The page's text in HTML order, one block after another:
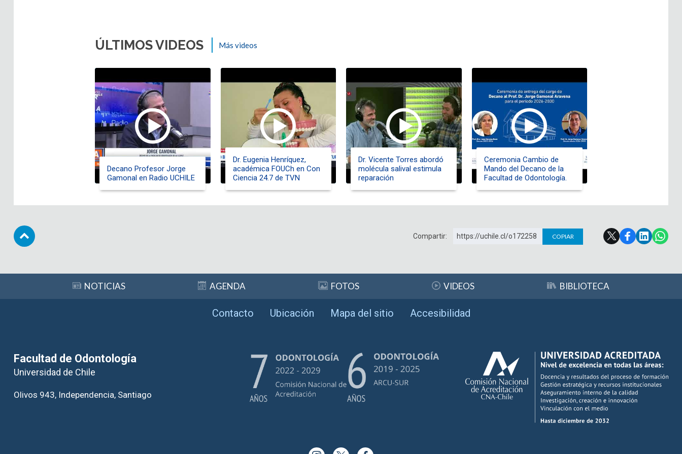
ÚLTIMOS VIDEOS Más videos
Decano Profesor Jorge
Gamonal en Radio UCHILE
Dr. Eugenia Henríquez,
académica FOUCh en Con
Ciencia 24.7 de TVN
Dr. Vicente Torres abordó
molécula salival estimula
reparación
Ceremonia Cambio de
Mando del Decano de la
Facultad de Odontología.
Compartir: https://uchile.cl/o172258 COPIAR
NOTICIAS AGENDA FOTOS VIDEOS BIBLIOTECA
Contacto Ubicación Mapa del sitio Accesibilidad
Facultad de Odontología
Universidad de Chile
Olivos 943, Independencia, Santiago